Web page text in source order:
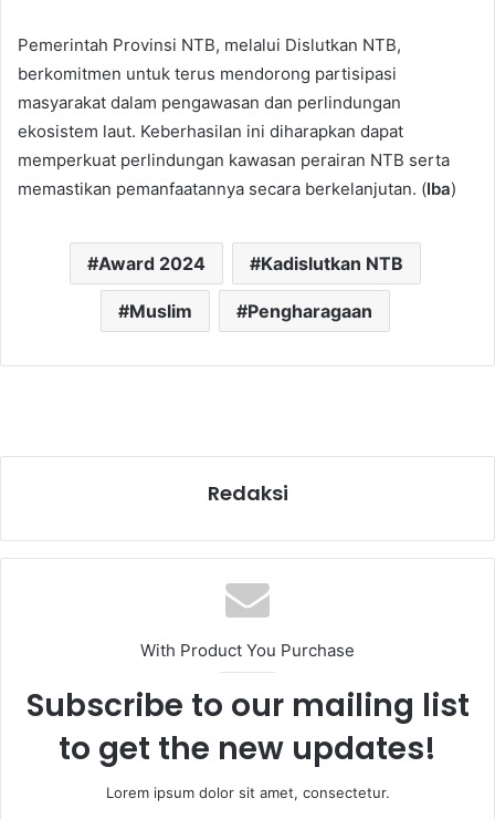
Pemerintah Provinsi NTB, melalui Dislutkan NTB,
berkomitmen untuk terus mendorong partisipasi
masyarakat dalam pengawasan dan perlindungan
ekosistem laut. Keberhasilan ini diharapkan dapat
memperkuat perlindungan kawasan perairan NTB serta
memastikan pemanfaatannya secara berkelanjutan. (Iba)
Award 2024 Kadislutkan NTB
Muslim Pengharagaan
Redaksi
With Product You Purchase
Subscribe to our mailing list
to get the new updates!
Lorem ipsum dolor sit amet, consectetur.